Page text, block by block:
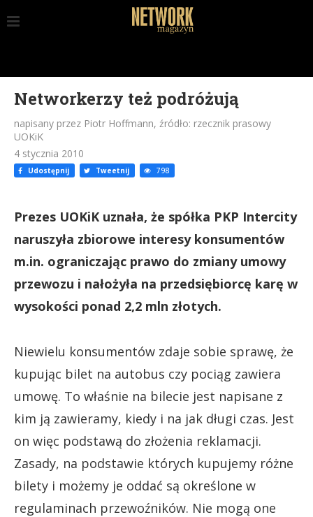
Networkerzy też podróżują
napisany przez Piotr Hoffmann, źródło: rzecznik prasowy
UOKiK
4 stycznia 2010
Udostępnij Tweetnij 798
Prezes UOKiK uznała, że spółka PKP Intercity
naruszyła zbiorowe interesy konsumentów
m.in. ograniczając prawo do zmiany umowy
przewozu i nałożyła na przedsiębiorcę karę w
wysokości ponad 2,2 mln złotych.
Niewielu konsumentów zdaje sobie sprawę, że
kupując bilet na autobus czy pociąg zawiera
umowę. To właśnie na bilecie jest napisane z
kim ją zawieramy, kiedy i na jak długi czas. Jest
on więc podstawą do złożenia reklamacji.
Zasady, na podstawie których kupujemy różne
bilety i możemy je oddać są określone w
regulaminach przewoźników. Nie mogą one